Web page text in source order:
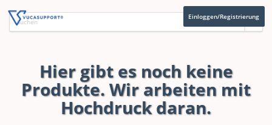
Einloggen/Registrierung
Hier gibt es noch keine
Produkte. Wir arbeiten mit
Hochdruck daran.